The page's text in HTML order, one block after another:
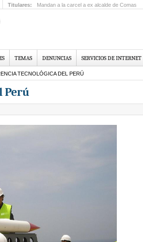
Titulares: Mandan a la carcel a ex alcalde de Comas
TEMAS DENUNCIAS SERVICIOS DE INTERNET
TECNOLÓGICA DEL PERÚ
Perú